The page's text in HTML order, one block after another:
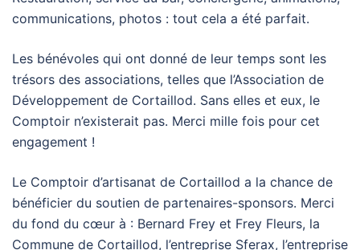
communications, photos : tout cela a été parfait.
Les bénévoles qui ont donné de leur temps sont les
trésors des associations, telles que l’Association de
Développement de Cortaillod. Sans elles et eux, le
Comptoir n’existerait pas. Merci mille fois pour cet
engagement !
Le Comptoir d’artisanat de Cortaillod a la chance de
bénéficier du soutien de partenaires-sponsors. Merci
du fond du cœur à : Bernard Frey et Frey Fleurs, la
Commune de Cortaillod, l’entreprise Sferax, l’entreprise